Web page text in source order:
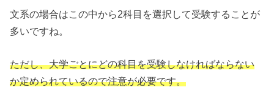
文系の場合はこの中から2科目を選択して受験することが
多いですね。
ただし、大学ごとにどの科目を受験しなければならない
か定められているので注意が必要です。